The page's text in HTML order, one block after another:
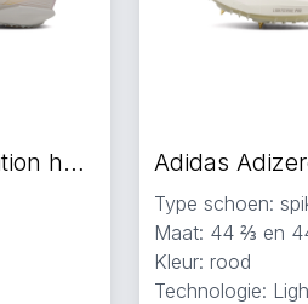
Adidas Adizero Ambition hardloopschoenen wit
Type schoen:
Maat: 44 ⅔ en
Kleur: rood
Technologie: